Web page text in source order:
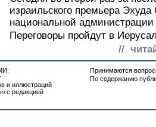
израильского премьера
национальной
Переговоры пройдут в
//
и иллюстраций
с редакцией
Принимаются
По содержанию